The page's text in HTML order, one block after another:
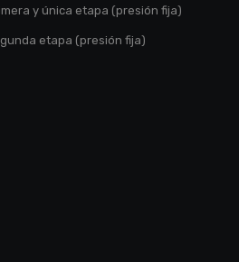
y única etapa (presión fija)
etapa (presión fija)